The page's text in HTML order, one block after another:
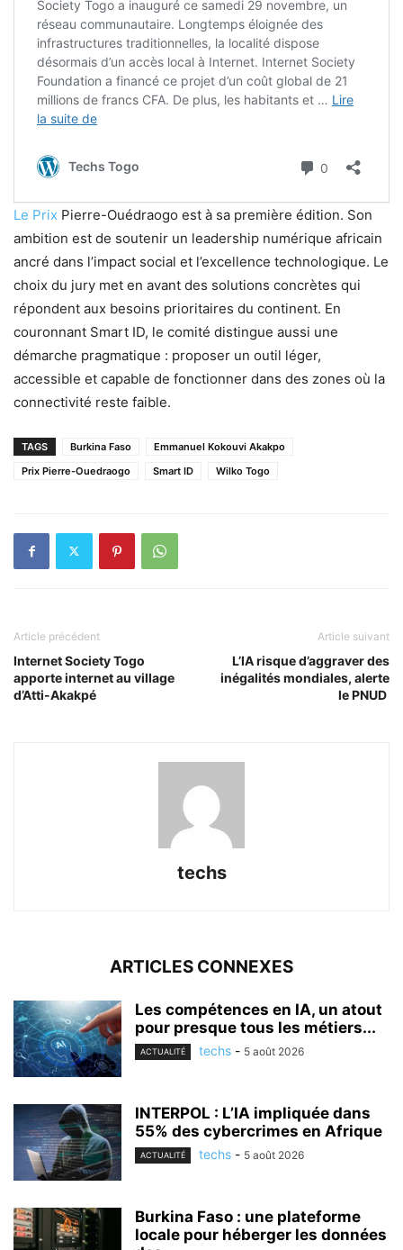
Le Prix Pierre-Ouédraogo est à sa première édition. Son
ambition est de soutenir un leadership numérique africain
ancré dans l’impact social et l’excellence technologique. Le
choix du jury met en avant des solutions concrètes qui
répondent aux besoins prioritaires du continent. En
couronnant Smart ID, le comité distingue aussi une
démarche pragmatique : proposer un outil léger,
accessible et capable de fonctionner dans des zones où la
connectivité reste faible.
TAGS Burkina Faso
Emmanuel Kokouvi Akakpo
Prix Pierre-Ouedraogo
Smart ID Wilko Togo
Article précédent
Internet Society Togo
apporte internet au village
d’Atti-Akakpé
Article suivant
L’IA risque d’aggraver des
inégalités mondiales, alerte
le PNUD
techs
ARTICLES CONNEXES
Les compétences en IA, un atout
pour presque tous les métiers...
ACTUALITÉ techs - 5 août 2026
INTERPOL : L’IA impliquée dans
55% des cybercrimes en Afrique
ACTUALITÉ techs - 5 août 2026
Burkina Faso : une plateforme
locale pour héberger les données